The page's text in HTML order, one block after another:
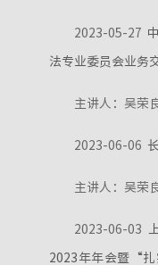
2023-05-27
法专业委员会业务
主讲人：吴荣
2023-06-06
主讲人：吴荣
2023-06-03
2023年年会暨“扎